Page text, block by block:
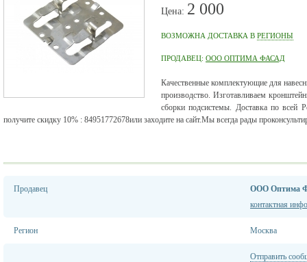
Цена: 2 000
ВОЗМОЖНА ДОСТАВКА В РЕГИОНЫ
ПРОДАВЕЦ: ООО ОПТИМА ФАСАД
Качественные комплектующие для
производство. Изготавливаем
сборки подсистемы. Доставка по
получите скидку 10% : 84951772678или заходите на сайт.Мы всегда рады
Продавец
ООО Оптима
контактная
Регион Москва
Отправить